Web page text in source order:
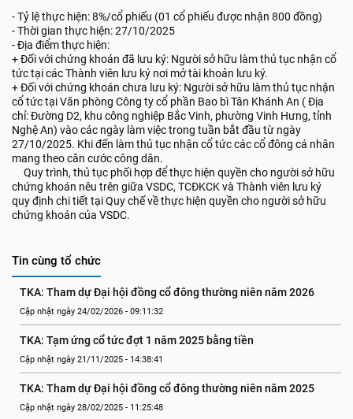
- Tỷ lệ thực hiện: 8%/cổ phiếu (01 cổ phiếu được nhận 800 đồng)
- Thời gian thực hiện: 27/10/2025
- Địa điểm thực hiện:
+ Đối với chứng khoán đã lưu ký: Người sở hữu làm thủ tục nhận cổ
tức tại các Thành viên lưu ký nơi mở tài khoản lưu ký.
+ Đối với chứng khoán chưa lưu ký: Người sở hữu làm thủ tục nhận
cổ tức tại Văn phòng Công ty cổ phần Bao bì Tân Khánh An ( Địa
chỉ: Đường D2, khu công nghiệp Bắc Vinh, phường Vinh Hưng, tỉnh
Nghệ An) vào các ngày làm việc trong tuần bắt đầu từ ngày
27/10/2025. Khi đến làm thủ tục nhận cổ tức các cổ đông cá nhân
mang theo căn cước công dân.
Quy trình, thủ tục phối hợp để thực hiện quyền cho người sở hữu
chứng khoán nêu trên giữa VSDC, TCĐKCK và Thành viên lưu ký
quy định chi tiết tại Quy chế về thực hiện quyền cho người sở hữu
chứng khoán của VSDC.
Tin cùng tổ chức
TKA: Tham dự Đại hội đồng cổ đông thường niên năm 2026
Cập nhật ngày 24/02/2026 - 09:11:32
TKA: Tạm ứng cổ tức đợt 1 năm 2025 bằng tiền
Cập nhật ngày 21/11/2025 - 14:38:41
TKA: Tham dự Đại hội đồng cổ đông thường niên năm 2025
Cập nhật ngày 28/02/2025 - 11:25:48